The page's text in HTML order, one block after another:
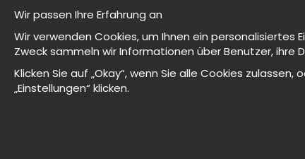
- Leverans -
Om cookies
Meine Favoriten
Wir sind Wallnest
FAQ
Wir passen Ihre Erfahrung an
Wir verwenden Cookies, um Ihnen ein
Zweck sammeln wir Informationen über Benutzer, ihre
Klicken Sie auf „Okay“, wenn Sie alle Cookies
„Einstellungen“ klicken.